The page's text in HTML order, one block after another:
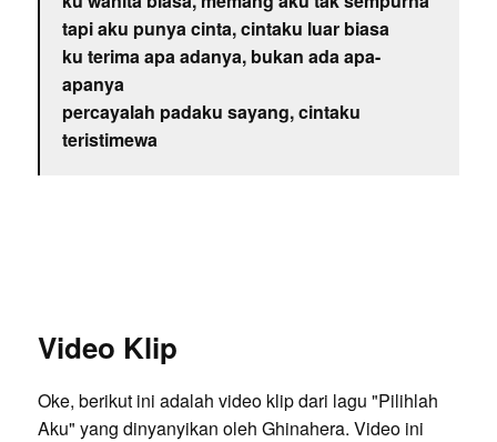
tapi aku punya cinta, cintaku luar biasa
ku terima apa adanya, bukan ada apa-
apanya
percayalah padaku sayang, cintaku
teristimewa
Video Klip
Oke, berikut ini adalah video klip dari lagu "Pilihlah
Aku" yang dinyanyikan oleh Ghinahera. Video ini